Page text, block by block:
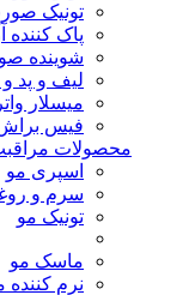
تونیک
پاک
شوینده
لیف و پد
میسلار
فیس
محصولات
اسپری مو
سرم و
تونیک مو
ماسک مو
نرم کننده